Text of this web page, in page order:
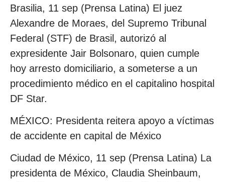
Brasilia, 11 sep (Prensa Latina) El juez
Alexandre de Moraes, del Supremo Tribunal
Federal (STF) de Brasil, autorizó al
expresidente Jair Bolsonaro, quien cumple
hoy arresto domiciliario, a someterse a un
procedimiento médico en el capitalino hospital
DF Star.
MÉXICO: Presidenta reitera apoyo a víctimas
de accidente en capital de México
Ciudad de México, 11 sep (Prensa Latina) La
presidenta de México, Claudia Sheinbaum,